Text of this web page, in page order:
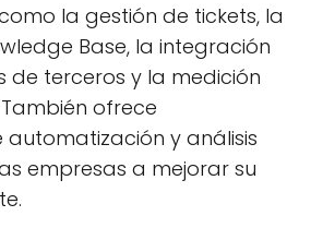
la gestión de tickets, la
Base, la integración
de terceros y la medición
ofrece
y análisis
empresas a mejorar su